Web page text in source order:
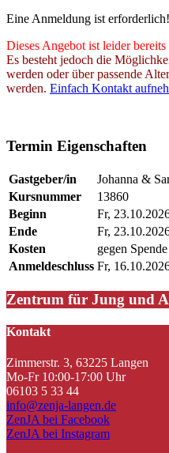
Eine Anmeldung ist erforderlich!
Dieses Angebot ist leider bereits
Es besteht jedoch die
werden oder über passende
werden. Einfach Kontakt
Termin Eigenschaften
Gastgeber/in
Johanna &
Kursnummer
13860
Beginn
Fr,
Ende
Fr,
Kosten
gegen Spende
Anmeldeschluss Fr,
Zentrum für Jung und
Kontakt
Zimmerstr. 3, 63225 Langen
Mo-Fr 10:00-17:00 Uhr
06103 5 33 44
info@zenja-langen.de
ZenJA bei Facebook
ZenJA bei Instagram